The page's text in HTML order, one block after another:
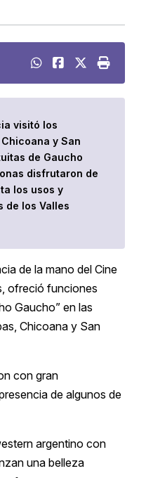
visitó los
y San
de Gaucho
disfrutaron de
los usos y
de los Valles
de la mano del Cine
ofreció funciones
Gaucho” en las
Chicoana y San
con gran
de algunos de
argentino con
una belleza